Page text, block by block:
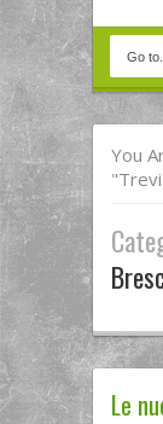
You
Le